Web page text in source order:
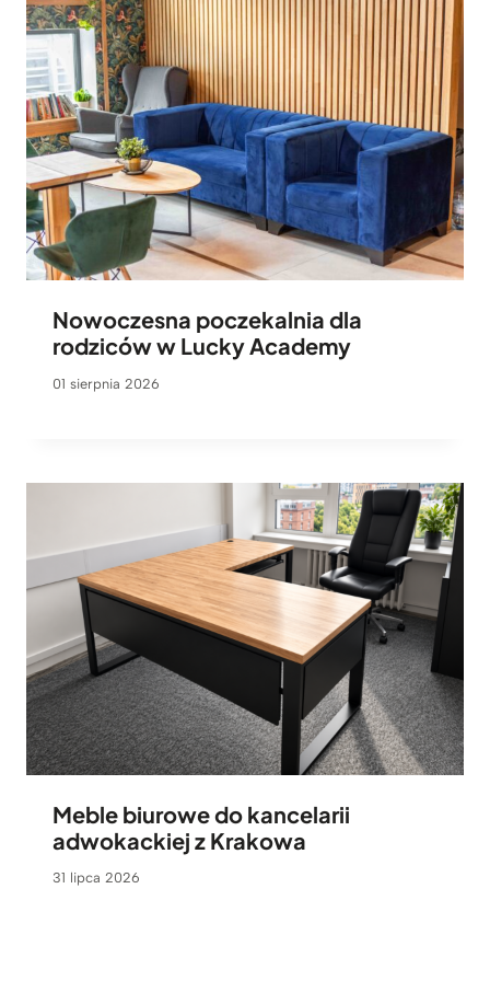
Nowoczesna poczekalnia dla
rodziców w Lucky Academy
01 sierpnia 2026
Meble biurowe do kancelarii
adwokackiej z Krakowa
31 lipca 2026